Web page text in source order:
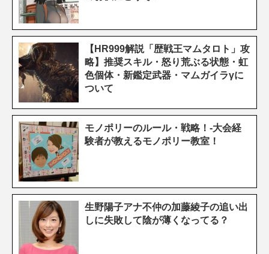
【HR999解説「歴戦王マムタロト」攻
略】推奨スキル・怒り荒ぶる状態・虹
色個体・新鑑定武器・マムガイラγに
ついて
モノポリーのルール・戦略！-大会経
験者が教えるモノポリー教室！
生野陽子アナ不仲の加藤綾子の追い出
しに失敗して陰が薄くなってる？